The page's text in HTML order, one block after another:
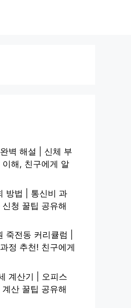
벽 해설 | 신체 부
해, 친구에게 알
방법 | 통신비 과
청 꿀팁 공유해
죽전동 커리큘럼 |
정 추천! 친구에게
계산기 | 오피스
산 꿀팁 공유해